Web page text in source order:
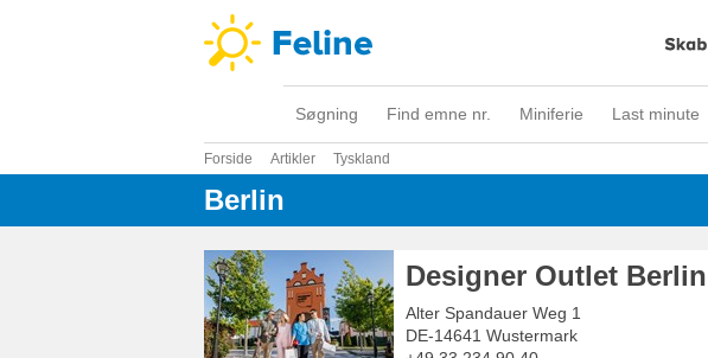
Søgning Find emne nr. Miniferie Last minute
Forside Artikler Tyskland
Berlin
Designer Outlet Berlin
Alter Spandauer Weg 1
DE-14641 Wustermark